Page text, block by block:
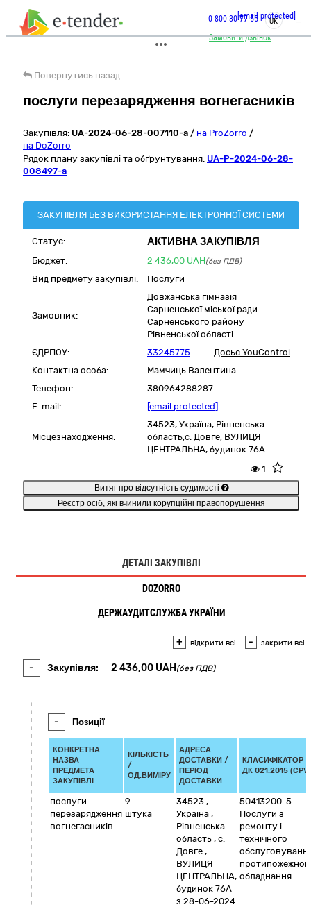
Замовити дзвінок
0 800 30 77 55[email protected]
UK
Повернутись назад
послуги перезарядження вогнегасників
Закупівля: UA-2024-06-28-007110-a / на ProZorro /
на DoZorro
Рядок плану закупівлі та обґрунтування: UA-P-2024-06-28-
008497-a
ЗАКУПІВЛЯ БЕЗ ВИКОРИСТАННЯ ЕЛЕКТРОННОЇ СИСТЕМИ
Статус: АКТИВНА ЗАКУПІВЛЯ
Бюджет: 2 436,00 UAH(без ПДВ)
Вид предмету закупівлі: Послуги
Замовник:
Довжанська гімназія
Сарненської міської ради
Сарненського району
Рівненської області
ЄДРПОУ:
33245775
Досьє YouControl
Контактна особа:
Мамчиць Валентина
Телефон:
380964288287
E-mail:
[email protected]
Місцезнаходження:
34523, Україна, Рівненська
область,с. Довге, ВУЛИЦЯ
ЦЕНТРАЛЬНА, будинок 76А
1
Витяг про відсутність судимості
Реєстр осіб, які вчинили корупційні правопорушення
ДЕТАЛІ ЗАКУПІВЛІ
DOZORRO
ДЕРЖАУДИТСЛУЖБА УКРАЇНИ
+ відкрити всі - закрити всі
- Закупівля: 2 436,00 UAH (без ПДВ)
- Позиції
КОНКРЕТНА
НАЗВА
ПРЕДМЕТА
ЗАКУПІВЛІ
КІЛЬКІСТЬ
/
ОД.ВИМІРУ
АДРЕСА
ДОСТАВКИ /
ПЕРІОД
ДОСТАВКИ
КЛАСИФІКАТОР
ДК 021:2015 (CPV)
послуги
перезарядження
вогнегасників
9
штука
34523 ,
Україна ,
Рівненська
область , с.
Довге ,
ВУЛИЦЯ
ЦЕНТРАЛЬНА,
будинок 76А
з 28-06-2024
50413200-5
Послуги з
ремонту і
технічного
обладнання